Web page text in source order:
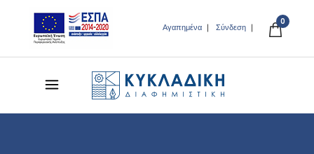
Αγαπημένα Σύνδεση
0